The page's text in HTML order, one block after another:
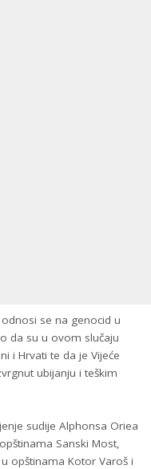
se na genocid u
da su u ovom slučaju
i Hrvati te da je Vijeće
ubijanju i teškim
sudije Alphonsa Oriea
Sanski Most,
opštinama Kotor Varoš i